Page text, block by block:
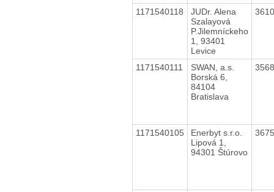
1171540118
JUDr. Alena
Szalayová
P.Jilemníckeho
1, 93401
Levice
1171540111
SWAN, a.s.
Borská 6,
84104
Bratislava
1171540105
Enerbyt s.r.o.
Lipová 1,
94301 Štúrovo